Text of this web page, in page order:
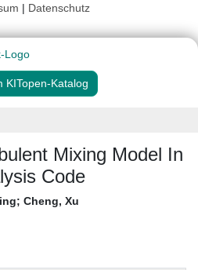
| Datenschutz
KITopen-Katalog
Mixing Model In
Code
; Cheng, Xu